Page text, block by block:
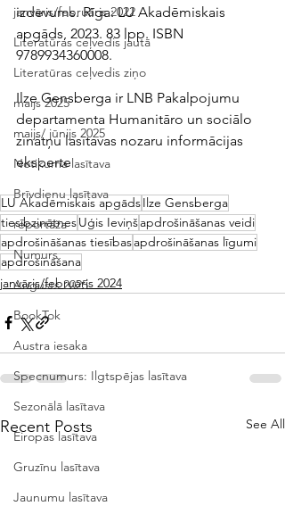
janvāris/februāris 2022
Literatūras ceļvedis jautā
Literatūras ceļvedis ziņo
maijs 2025
maijs/ jūnijs 2025
Notikuma lasītava
Brīvdienu lasītava
reportāža
Numurs
Augusts 2025
BookTok
Austra iesaka
Specnumurs: Ilgtspējas lasītava
Sezonālā lasītava
Eiropas lasītava
Gruzīnu lasītava
Jaunumu lasītava
izdevums. Rīga: LU Akadēmiskais
apgāds, 2023. 83 lpp. ISBN
9789934360008.
Ilze Gensberga ir LNB Pakalpojumu
departamenta Humanitāro un sociālo
zinātņu lasītavas nozaru informācijas
eksperte
LU Akadēmiskais apgādsIlze Gensberga
tiesībzinātnesUģis Ieviņšapdrošināšanas veidi
apdrošināšanas tiesībasapdrošināšanas līgumi
apdrošināšana
janvāris/februāris 2024
Recent Posts See All